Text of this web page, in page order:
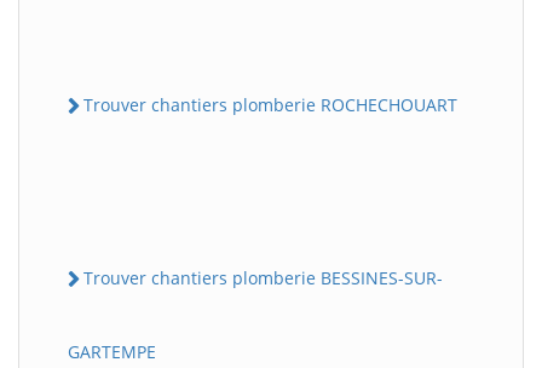
Trouver chantiers plomberie ROCHECHOUART
Trouver chantiers plomberie BESSINES-SUR-
GARTEMPE